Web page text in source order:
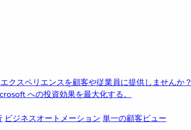
クスペリエンスを顧客や従業員に提供しませんか？
への投資効果を最大化する。
ビジネスオートメーション 単一の顧客ビュー